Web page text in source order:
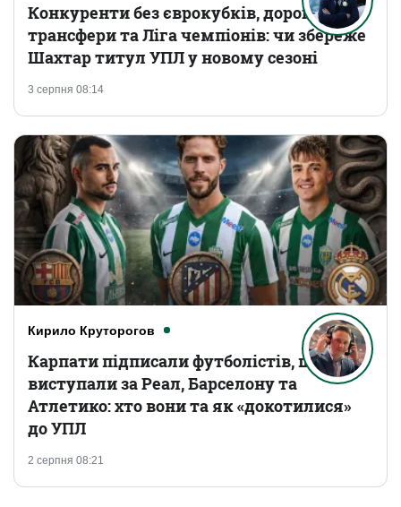
3 серпня 08:14
Конкуренти без єврокубків, дорогі
трансфери та Ліга чемпіонів: чи збереже
Шахтар титул УПЛ у новому сезоні
Кирило Круторогов
2 серпня 08:21
Карпати підписали футболістів, що
виступали за Реал, Барселону та
Атлетико: хто вони та як «докотилися»
до УПЛ